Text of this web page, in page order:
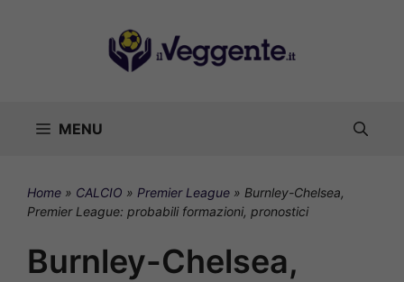
MENU
Home » CALCIO » Premier League » Burnley-Chelsea,
Premier League: probabili formazioni, pronostici
Burnley-Chelsea,